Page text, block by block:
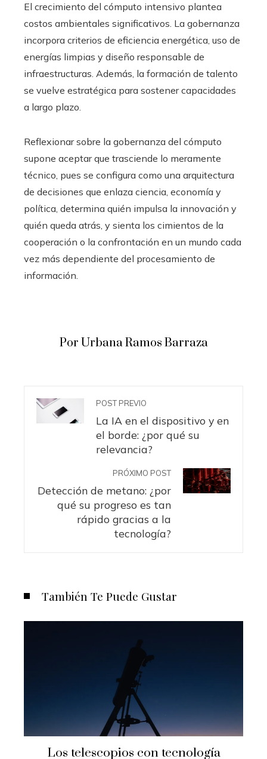
El crecimiento del cómputo intensivo plantea
costos ambientales significativos. La gobernanza
incorpora criterios de eficiencia energética, uso de
energías limpias y diseño responsable de
infraestructuras. Además, la formación de talento
se vuelve estratégica para sostener capacidades
a largo plazo.
Reflexionar sobre la gobernanza del cómputo
supone aceptar que trasciende lo meramente
técnico, pues se configura como una arquitectura
de decisiones que enlaza ciencia, economía y
política, determina quién impulsa la innovación y
quién queda atrás, y sienta los cimientos de la
cooperación o la confrontación en un mundo cada
vez más dependiente del procesamiento de
información.
Por Urbana Ramos Barraza
POST PREVIO
La IA en el dispositivo y en
el borde: ¿por qué su
relevancia?
PRÓXIMO POST
Detección de metano: ¿por
qué su progreso es tan
rápido gracias a la
tecnología?
También Te Puede Gustar
Los telescopios con tecnología